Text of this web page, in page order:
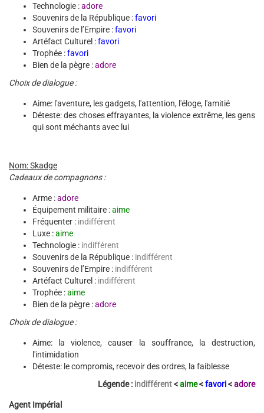
Technologie :adore
Souvenirs de la République :favori
Souvenirs de l’Empire :favori
Artéfact Culturel :favori
Trophée :favori
Bien de la pègre :adore
Choix de dialogue :
Aime: l'aventure, les gadgets, l'attention, l'éloge, l'amitié
Déteste: des choses effrayantes, la violence extrême, les gens
qui sont méchants avec lui
Nom: Skadge
Cadeaux de compagnons :
Arme :adore
Équipement militaire :aime
Fréquenter : indifférent
Luxe :aime
Technologie : indifférent
Souvenirs de la République : indifférent
Souvenirs de l’Empire : indifférent
Artéfact Culturel : indifférent
Trophée :aime
Bien de la pègre :adore
Choix de dialogue :
Aime: la violence, causer la souffrance, la destruction,
l'intimidation
Déteste: le compromis, recevoir des ordres, la faiblesse
Légende : indifférent<aime<favori<adore
Agent Impérial